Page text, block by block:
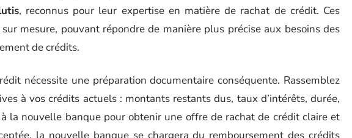
, reconnus pour leur expertise en matière de rachat de crédit. Ces
mesure, pouvant répondre de manière plus précise aux besoins des
de crédits.
nécessite une préparation documentaire conséquente. Rassemblez
à vos crédits actuels : montants restants dus, taux d’intérêts, durée,
la nouvelle banque pour obtenir une offre de rachat de crédit claire et